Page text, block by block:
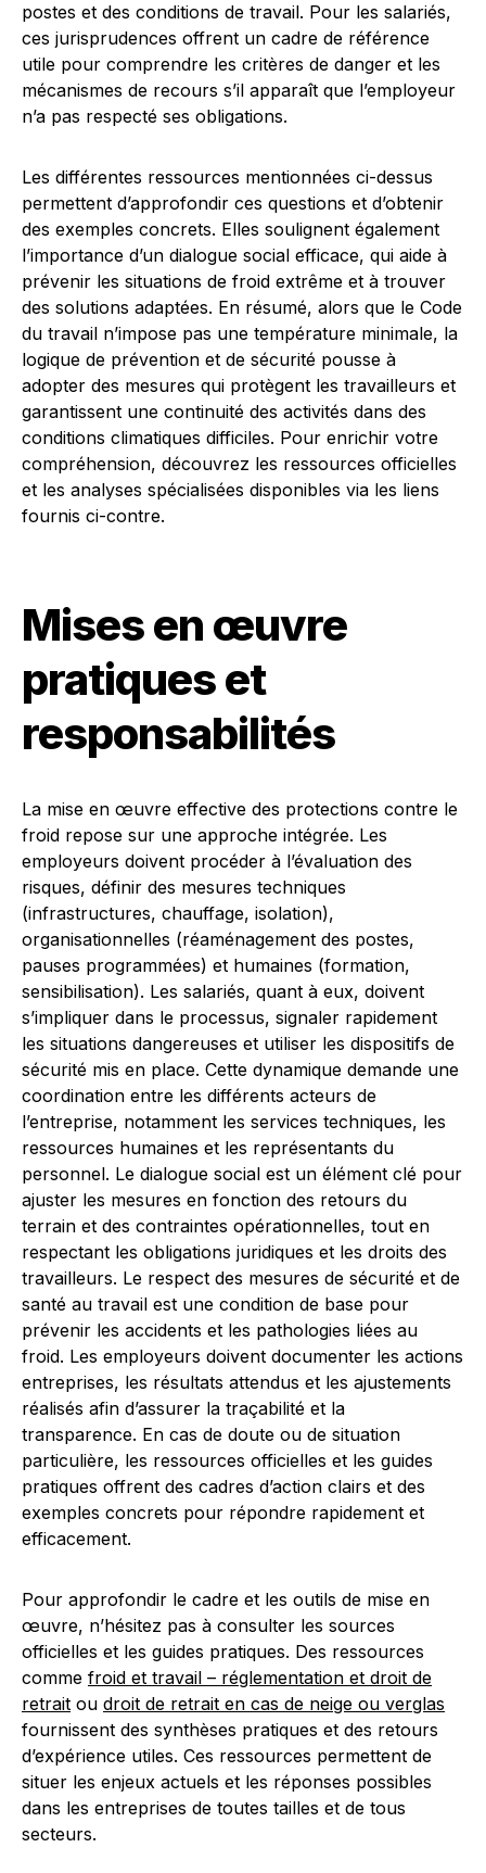
postes et des conditions de travail. Pour les salariés,
ces jurisprudences offrent un cadre de référence
utile pour comprendre les critères de danger et les
mécanismes de recours s’il apparaît que l’employeur
n’a pas respecté ses obligations.
Les différentes ressources mentionnées ci-dessus
permettent d’approfondir ces questions et d’obtenir
des exemples concrets. Elles soulignent également
l’importance d’un dialogue social efficace, qui aide à
prévenir les situations de froid extrême et à trouver
des solutions adaptées. En résumé, alors que le Code
du travail n’impose pas une température minimale, la
logique de prévention et de sécurité pousse à
adopter des mesures qui protègent les travailleurs et
garantissent une continuité des activités dans des
conditions climatiques difficiles. Pour enrichir votre
compréhension, découvrez les ressources officielles
et les analyses spécialisées disponibles via les liens
fournis ci-contre.
Mises en œuvre
pratiques et
responsabilités
La mise en œuvre effective des protections contre le
froid repose sur une approche intégrée. Les
employeurs doivent procéder à l’évaluation des
risques, définir des mesures techniques
(infrastructures, chauffage, isolation),
organisationnelles (réaménagement des postes,
pauses programmées) et humaines (formation,
sensibilisation). Les salariés, quant à eux, doivent
s’impliquer dans le processus, signaler rapidement
les situations dangereuses et utiliser les dispositifs de
sécurité mis en place. Cette dynamique demande une
coordination entre les différents acteurs de
l’entreprise, notamment les services techniques, les
ressources humaines et les représentants du
personnel. Le dialogue social est un élément clé pour
ajuster les mesures en fonction des retours du
terrain et des contraintes opérationnelles, tout en
respectant les obligations juridiques et les droits des
travailleurs. Le respect des mesures de sécurité et de
santé au travail est une condition de base pour
prévenir les accidents et les pathologies liées au
froid. Les employeurs doivent documenter les actions
entreprises, les résultats attendus et les ajustements
réalisés afin d’assurer la traçabilité et la
transparence. En cas de doute ou de situation
particulière, les ressources officielles et les guides
pratiques offrent des cadres d’action clairs et des
exemples concrets pour répondre rapidement et
efficacement.
Pour approfondir le cadre et les outils de mise en
œuvre, n’hésitez pas à consulter les sources
officielles et les guides pratiques. Des ressources
comme froid et travail – réglementation et droit de
retrait ou droit de retrait en cas de neige ou verglas
fournissent des synthèses pratiques et des retours
d’expérience utiles. Ces ressources permettent de
situer les enjeux actuels et les réponses possibles
dans les entreprises de toutes tailles et de tous
secteurs.